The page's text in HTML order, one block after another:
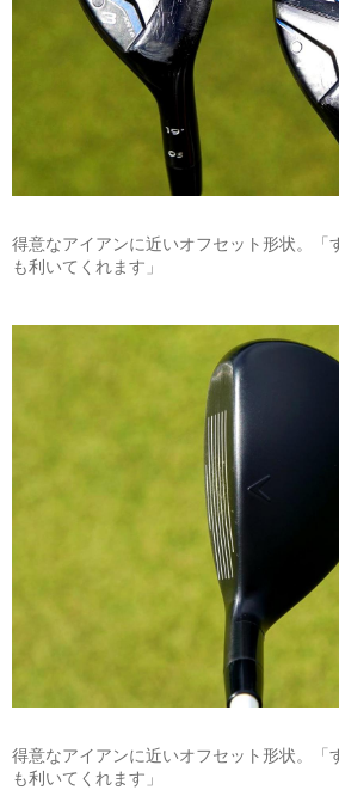
得意なアイアンに近いオフセット形状。「
も利いてくれます」
得意なアイアンに近いオフセット形状。「
も利いてくれます」